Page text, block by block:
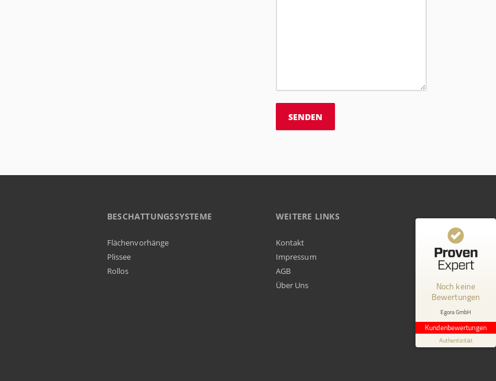
BESCHATTUNGSSYSTEME
Flächenvorhänge
Plissee
Rollos
WEITERE LINKS
Kontakt
Impressum
AGB
Über Uns
Noch keine
Bewertungen
Egora GmbH
Kundenbewertungen
Authentizität
Kundenbewertungen und Erfahrungen zu
Erfahren Sie mehr über dieses Bewertungssiegel
1.1.1970